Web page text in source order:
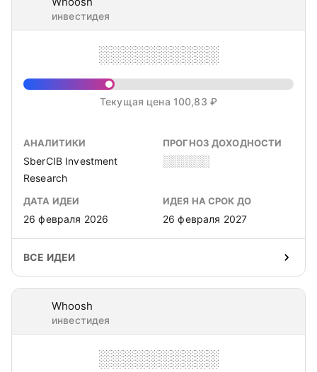
инвестидея
░░░░░░░░░░
Текущая цена 100,83 ₽
АНАЛИТИКИ
SberCIB Investment
Research
ПРОГНОЗ ДОХОДНОСТИ
░░░░░░
ДАТА ИДЕИ
26 февраля 2026
ИДЕЯ НА СРОК ДО
26 февраля 2027
ВСЕ ИДЕИ
Whoosh
инвестидея
░░░░░░░░░░